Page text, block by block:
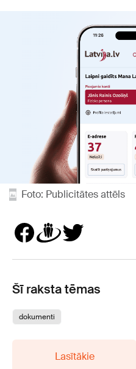
Foto: Publicitātes attēls
Šī raksta tēmas
dokumenti
Lasītākie